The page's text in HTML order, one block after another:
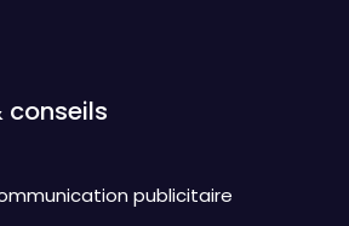
conseils
publicitaire